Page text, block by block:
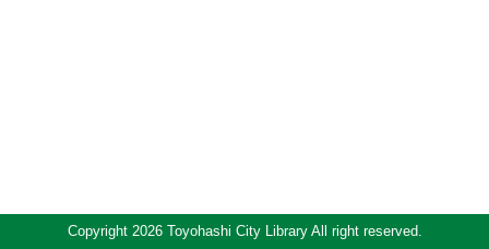
Copyright 2026 Toyohashi City Library All right reserved.